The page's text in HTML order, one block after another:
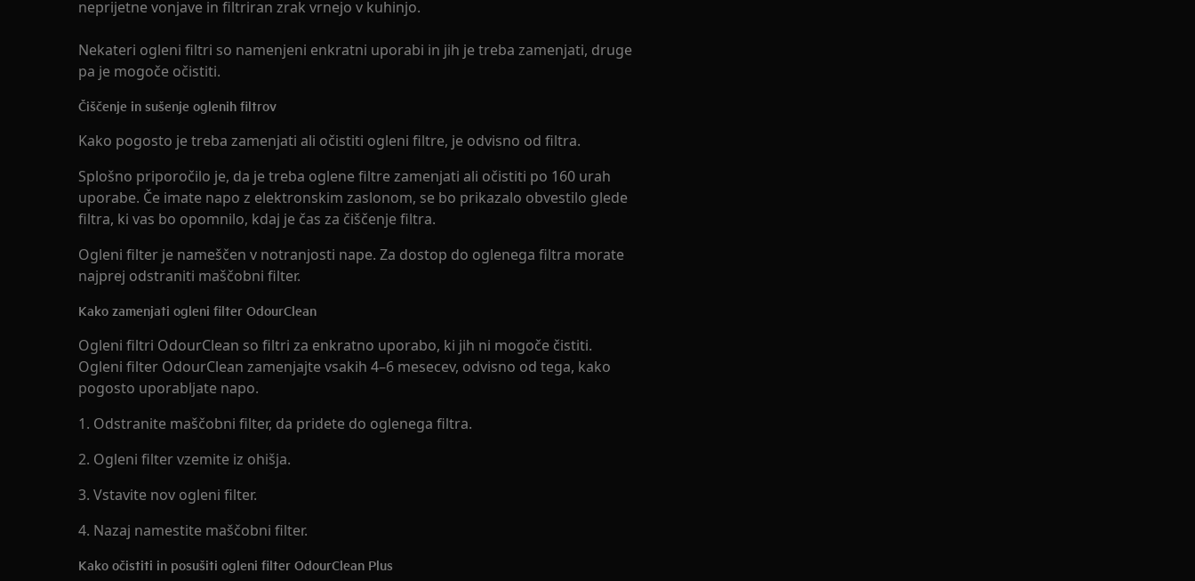
neprijetne vonjave in filtriran zrak vrnejo v kuhinjo.
Nekateri ogleni filtri so namenjeni enkratni uporabi in jih je treba zamenjati, druge
pa je mogoče očistiti.
Čiščenje in sušenje oglenih filtrov
Kako pogosto je treba zamenjati ali očistiti ogleni filtre, je odvisno od filtra.
Splošno priporočilo je, da je treba oglene filtre zamenjati ali očistiti po 160 urah
uporabe. Če imate napo z elektronskim zaslonom, se bo prikazalo obvestilo glede
filtra, ki vas bo opomnilo, kdaj je čas za čiščenje filtra.
Ogleni filter je nameščen v notranjosti nape. Za dostop do oglenega filtra morate
najprej odstraniti maščobni filter.
Kako zamenjati ogleni filter OdourClean
Ogleni filtri OdourClean so filtri za enkratno uporabo, ki jih ni mogoče čistiti.
Ogleni filter OdourClean zamenjajte vsakih 4–6 mesecev, odvisno od tega, kako
pogosto uporabljate napo.
1. Odstranite maščobni filter, da pridete do oglenega filtra.
2. Ogleni filter vzemite iz ohišja.
3. Vstavite nov ogleni filter.
4. Nazaj namestite maščobni filter.
Kako očistiti in posušiti ogleni filter OdourClean Plus